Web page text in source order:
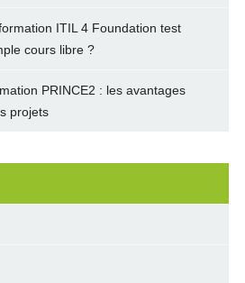
ITIL 4 Foundation test
cours libre ?
PRINCE2 : les avantages
projets